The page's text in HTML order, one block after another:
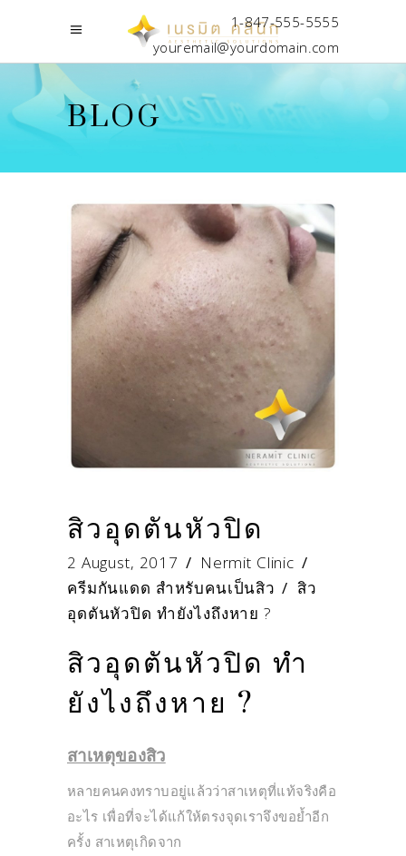
1-847-555-5555
youremail@yourdomain.com
BLOG
สิวอุดตันหัวปิด
2 August, 2017
Nermit Clinic
ครีมกันแดด สำหรับคนเป็นสิว /สิว
อุดตันหัวปิด ทำยังไงถึงหาย ?
สิวอุดตันหัวปิด ทำ
ยังไงถึงหาย ?
สาเหตุของสิว
หลายคนคงทราบอยู่แล้วว่าสาเหตุที่แท้จริงคือ
อะไร เพื่อที่จะได้แก้ให้ตรงจุดเราจึงขอย้ำอีก
ครั้ง สาเหตุเกิดจาก